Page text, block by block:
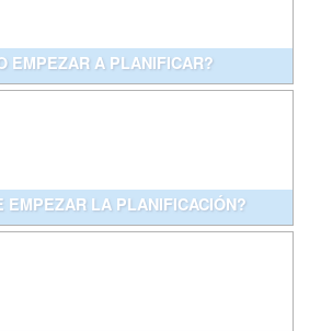
EMPEZAR A PLANIFICAR?
EMPEZAR LA PLANIFICACIÓN?